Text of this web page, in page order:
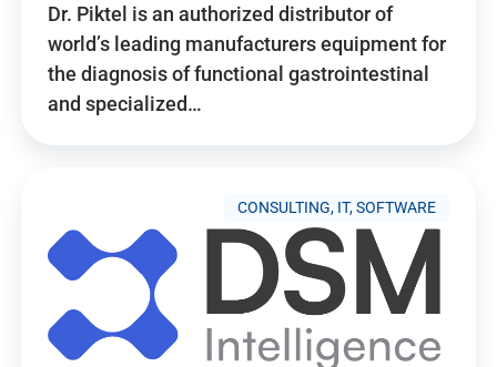
Dr. Piktel is an authorized distributor of
world’s leading manufacturers equipment for
the diagnosis of functional gastrointestinal
and specialized…
CONSULTING, IT, SOFTWARE